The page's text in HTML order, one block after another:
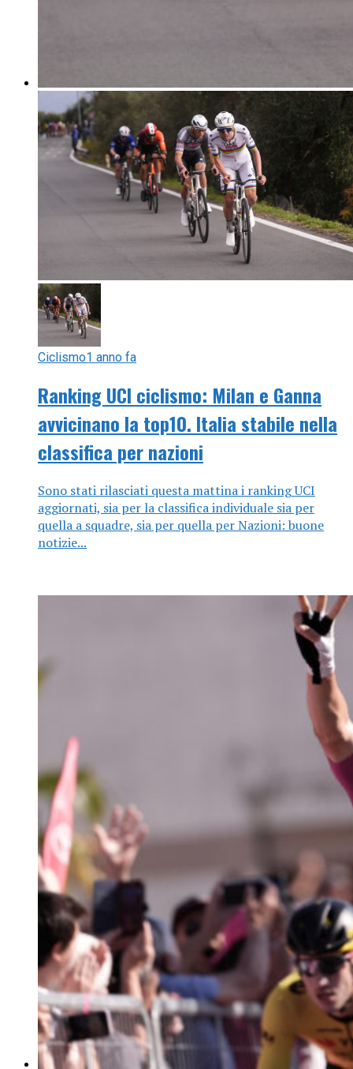
Ciclismo1 anno fa
Ranking UCI ciclismo: Milan e Ganna
avvicinano la top10. Italia stabile nella
classifica per nazioni
Sono stati rilasciati questa mattina i ranking UCI
aggiornati, sia per la classifica individuale sia per
quella a squadre, sia per quella per Nazioni: buone
notizie...